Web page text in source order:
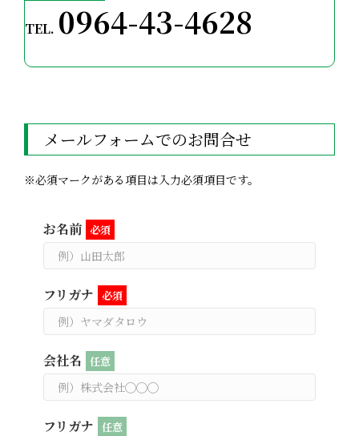
TEL. 0964-43-4628
メールフォームでのお問合せ
※必須マークがある項目は入力必須項目です。
お名前 必須
フリガナ 必須
会社名 任意
フリガナ 任意